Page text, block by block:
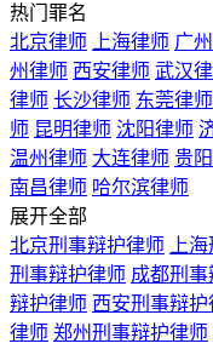
热门罪名
北京律师
上海律师 广
州律师 西安律师 武汉
律师 长沙律师 东莞律师
师 昆明律师 沈阳律师
温州律师 大连律师 贵
南昌律师 哈尔滨律师
展开全部
北京刑事辩护律师
上
刑事辩护律师 成都刑事
辩护律师 西安刑事辩护
律师 郑州刑事辩护律师